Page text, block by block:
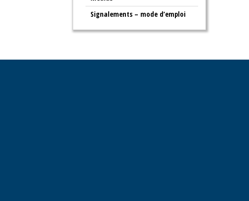
Signalements – mode d’emploi